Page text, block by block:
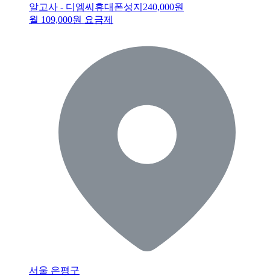
알고사 - 디엠씨휴대폰성지 240,000원
월 109,000원 요금제
서울 은평구